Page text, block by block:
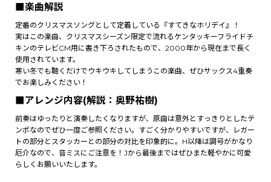
■楽曲解説
定番のクリスマスソングとして定着している『すてきなホリデイ』！
実はこの楽曲、クリスマスシーズン限定で流れるケンタッキーフライドチ
キンのテレビCM用に書き下ろされたもので、2000年から現在まで長く
使用されています。
寒い冬でも聴くだけでウキウキしてしまうこの楽曲、ぜひサックス4重奏
でお楽しみください！
■アレンジ内容(解説：奥野祐樹)
前奏はゆったりと演奏したくなりますが、原曲は意外とすっきりとしたテ
ンポなのでぜひ一度ご参照ください。すごく分かりやすいですが、レガー
トの部分とスタッカーとの部分の対比を印象的に。H以降は調号がかなり
厄介なので、音ミスにご注意を！Jから最後まではぜひまた軽やかに可愛
らしくお願いいたします。